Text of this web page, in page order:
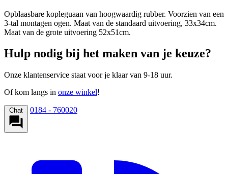
Opblaasbare kopleguaan van hoogwaardig rubber. Voorzien van een
3-tal montagen ogen. Maat van de standaard uitvoering, 33x34cm.
Maat van de grote uitvoering 52x51cm.
Hulp nodig bij het maken van je keuze?
Onze klantenservice staat voor je klaar van 9-18 uur.
Of kom langs in onze winkel!
Chat 0184 - 760020